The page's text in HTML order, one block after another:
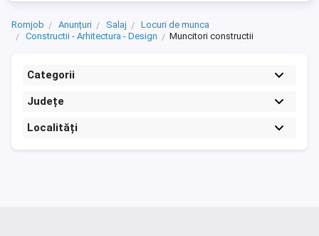
Romjob Anunțuri Salaj
Locuri de munca
Constructii - Arhitectura - Design
Muncitori constructii
Categorii
Județe
Localități